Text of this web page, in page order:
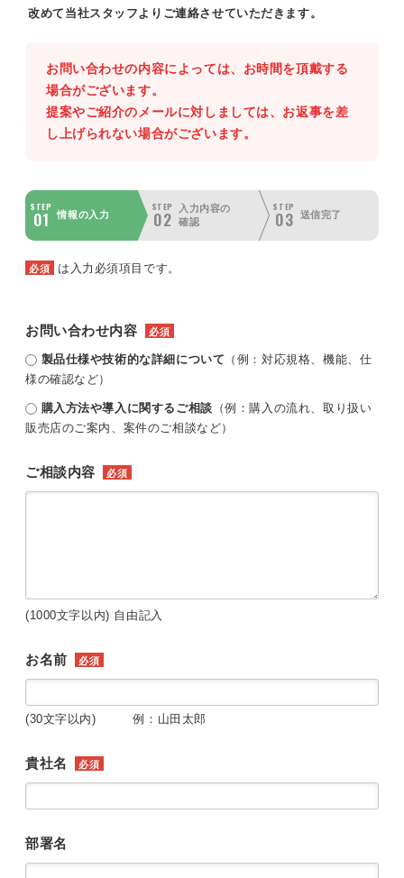
改めて当社スタッフよりご連絡させていただきます。
お問い合わせの内容によっては、お時間を頂戴する
場合がございます。
提案やご紹介のメールに対しましては、お返事を差
し上げられない場合がございます。
STEP
01 情報の入力
STEP
02
入力内容の
確認
STEP
03 送信完了
必須 は入力必須項目です。
お問い合わせ内容 必須
製品仕様や技術的な詳細について （例：対応規格、機能、仕
様の確認など）
購入方法や導入に関するご相談 （例：購入の流れ、取り扱い
販売店のご案内、案件のご相談など）
ご相談内容 必須
(1000文字以内) 自由記入
お名前 必須
(30文字以内) 例：山田太郎
貴社名 必須
部署名